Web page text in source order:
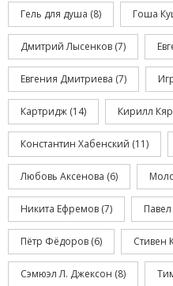
Гель для душа (8) Гоша
Дмитрий Лысенков (7)
Евгения Дмитриева (7)
Картридж (14) Кирилл
Константин Хабенский (11)
Любовь Аксенова (6)
Никита Ефремов (7)
Пётр Фёдоров (6) Стивен
Сэмюэл Л. Джексон (8)